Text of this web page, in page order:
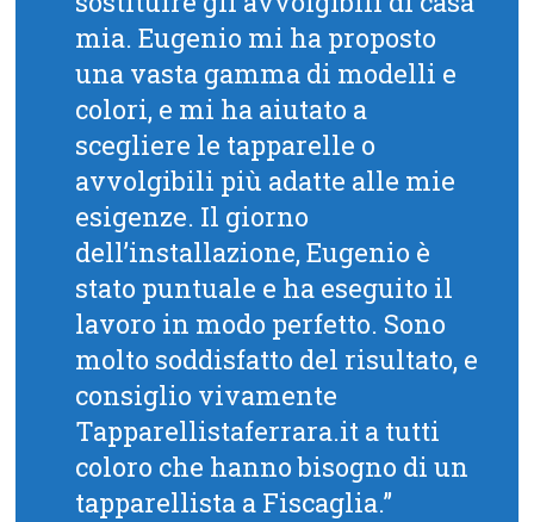
mia. Eugenio mi ha proposto
una vasta gamma di modelli e
colori, e mi ha aiutato a
scegliere le tapparelle o
avvolgibili più adatte alle mie
esigenze. Il giorno
dell’installazione, Eugenio è
stato puntuale e ha eseguito il
lavoro in modo perfetto. Sono
molto soddisfatto del risultato, e
consiglio vivamente
Tapparellistaferrara.it a tutti
coloro che hanno bisogno di un
tapparellista a Fiscaglia.”